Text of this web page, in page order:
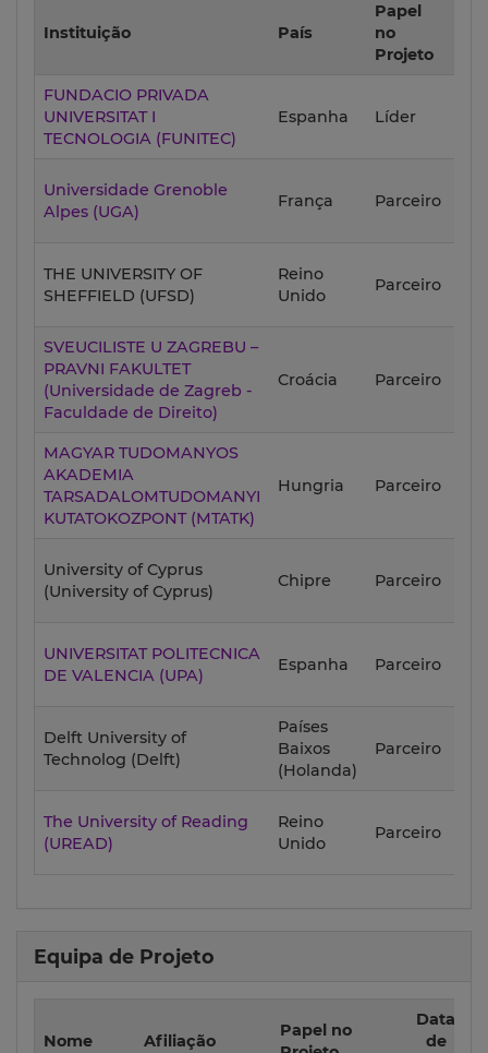
Instituição País
Papel
no
Projeto
FUNDACIO PRIVADA
UNIVERSITAT I
TECNOLOGIA (FUNITEC)
Espanha Líder
Universidade Grenoble
Alpes (UGA)
França Parceiro
THE UNIVERSITY OF
SHEFFIELD (UFSD)
Reino
Unido
Parceiro
SVEUCILISTE U ZAGREBU –
PRAVNI FAKULTET
(Universidade de Zagreb -
Faculdade de Direito)
Croácia Parceiro
MAGYAR TUDOMANYOS
AKADEMIA
TARSADALOMTUDOMANYI
KUTATOKOZPONT (MTATK)
Hungria Parceiro
University of Cyprus
(University of Cyprus)
Chipre Parceiro
UNIVERSITAT POLITECNICA
DE VALENCIA (UPA)
Espanha Parceiro
Delft University of
Technolog (Delft)
Países
Baixos
(Holanda)
Parceiro
The University of Reading
(UREAD)
Reino
Unido
Parceiro
Equipa de Projeto
Nome Afiliação
Papel no
Data
de